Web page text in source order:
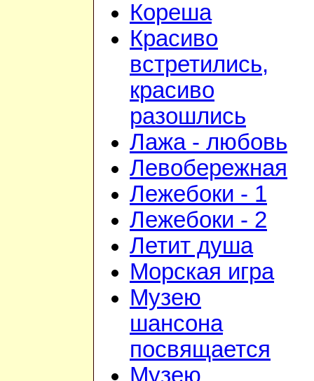
Кореша
Красиво
встретились,
красиво
разошлись
Лажа - любовь
Левобережная
Лежебоки - 1
Лежебоки - 2
Летит душа
Морская игра
Музею
шансона
посвящается
Музею